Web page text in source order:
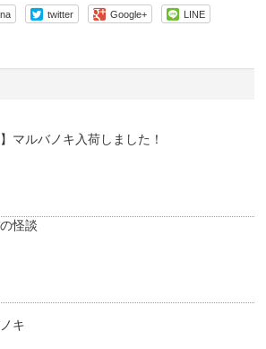
twitter Google+ LINE
】マルバノキ入荷しました！
怪談
キ